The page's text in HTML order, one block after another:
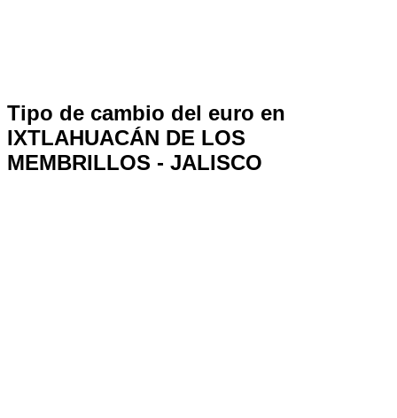
Tipo de cambio del euro en
IXTLAHUACÁN DE LOS
MEMBRILLOS - JALISCO